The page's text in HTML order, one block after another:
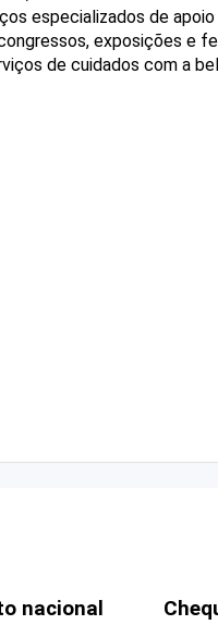
especializados de
exposições e
de cuidados com a
nacional